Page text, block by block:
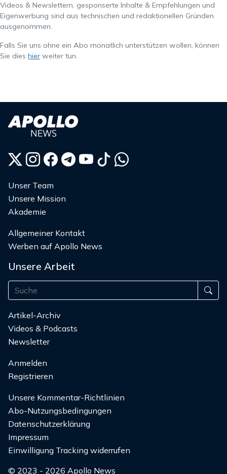
Videos & Newslettern, gesponserte Inhalte & Empfehlungen und
Eigenwerbung sind aus technischen und redaktionellen Gründen
ausgenommen.
Falls Sie uns ohne ein Abo monatlich unterstützen wollen, können
Sie dies hier weiter tun.
Unser Team
Unsere Mission
Akademie
Allgemeiner Kontakt
Werben auf Apollo News
Unsere Arbeit
Artikel-Archiv
Videos & Podcasts
Newsletter
Anmelden
Registrieren
Unsere Kommentar-Richtlinien
Abo-Nutzungsbedingungen
Datenschutzerklärung
Impressum
Einwilligung Tracking widerrufen
© 2023 - 2026 Apollo News